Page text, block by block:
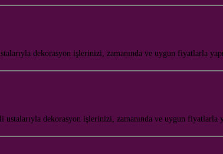
dekorasyon işlerinizi, zamanında ve uygun fiyatlarla
dekorasyon işlerinizi, zamanında ve uygun fiyatlarla